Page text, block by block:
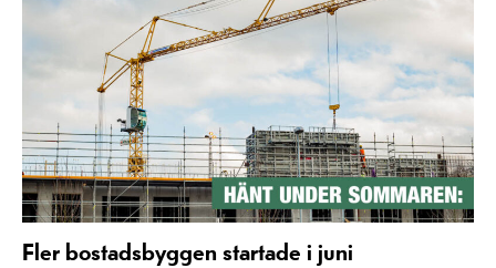
Fler bostadsbyggen startade i juni